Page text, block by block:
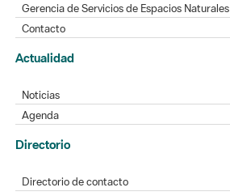
Gerencia de Servicios de Espacios Naturales
Contacto
Actualidad
Noticias
Agenda
Directorio
Directorio de contacto